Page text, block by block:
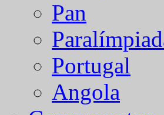
Pan
Portugal
Angola